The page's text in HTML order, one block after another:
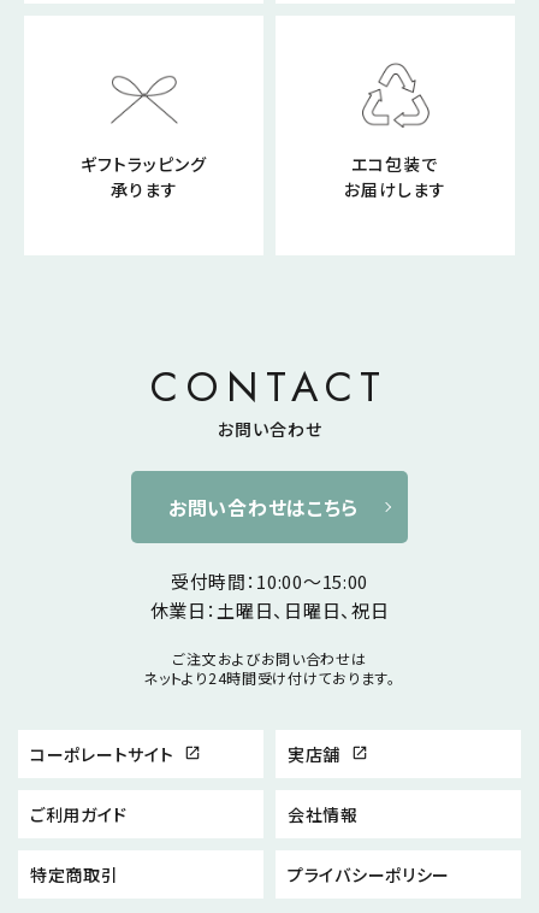
ギフトラッピング
承ります
エコ包装で
お届けします
CONTACT
お問い合わせ
お問い合わせはこちら
受付時間：10:00～15:00
休業日：土曜日、日曜日、祝日
ご注文およびお問い合わせは
ネットより24時間受け付けております。
コーポレートサイト open_in_new 実店舗 open_in_new
ご利用ガイド 会社情報
特定商取引 プライバシーポリシー